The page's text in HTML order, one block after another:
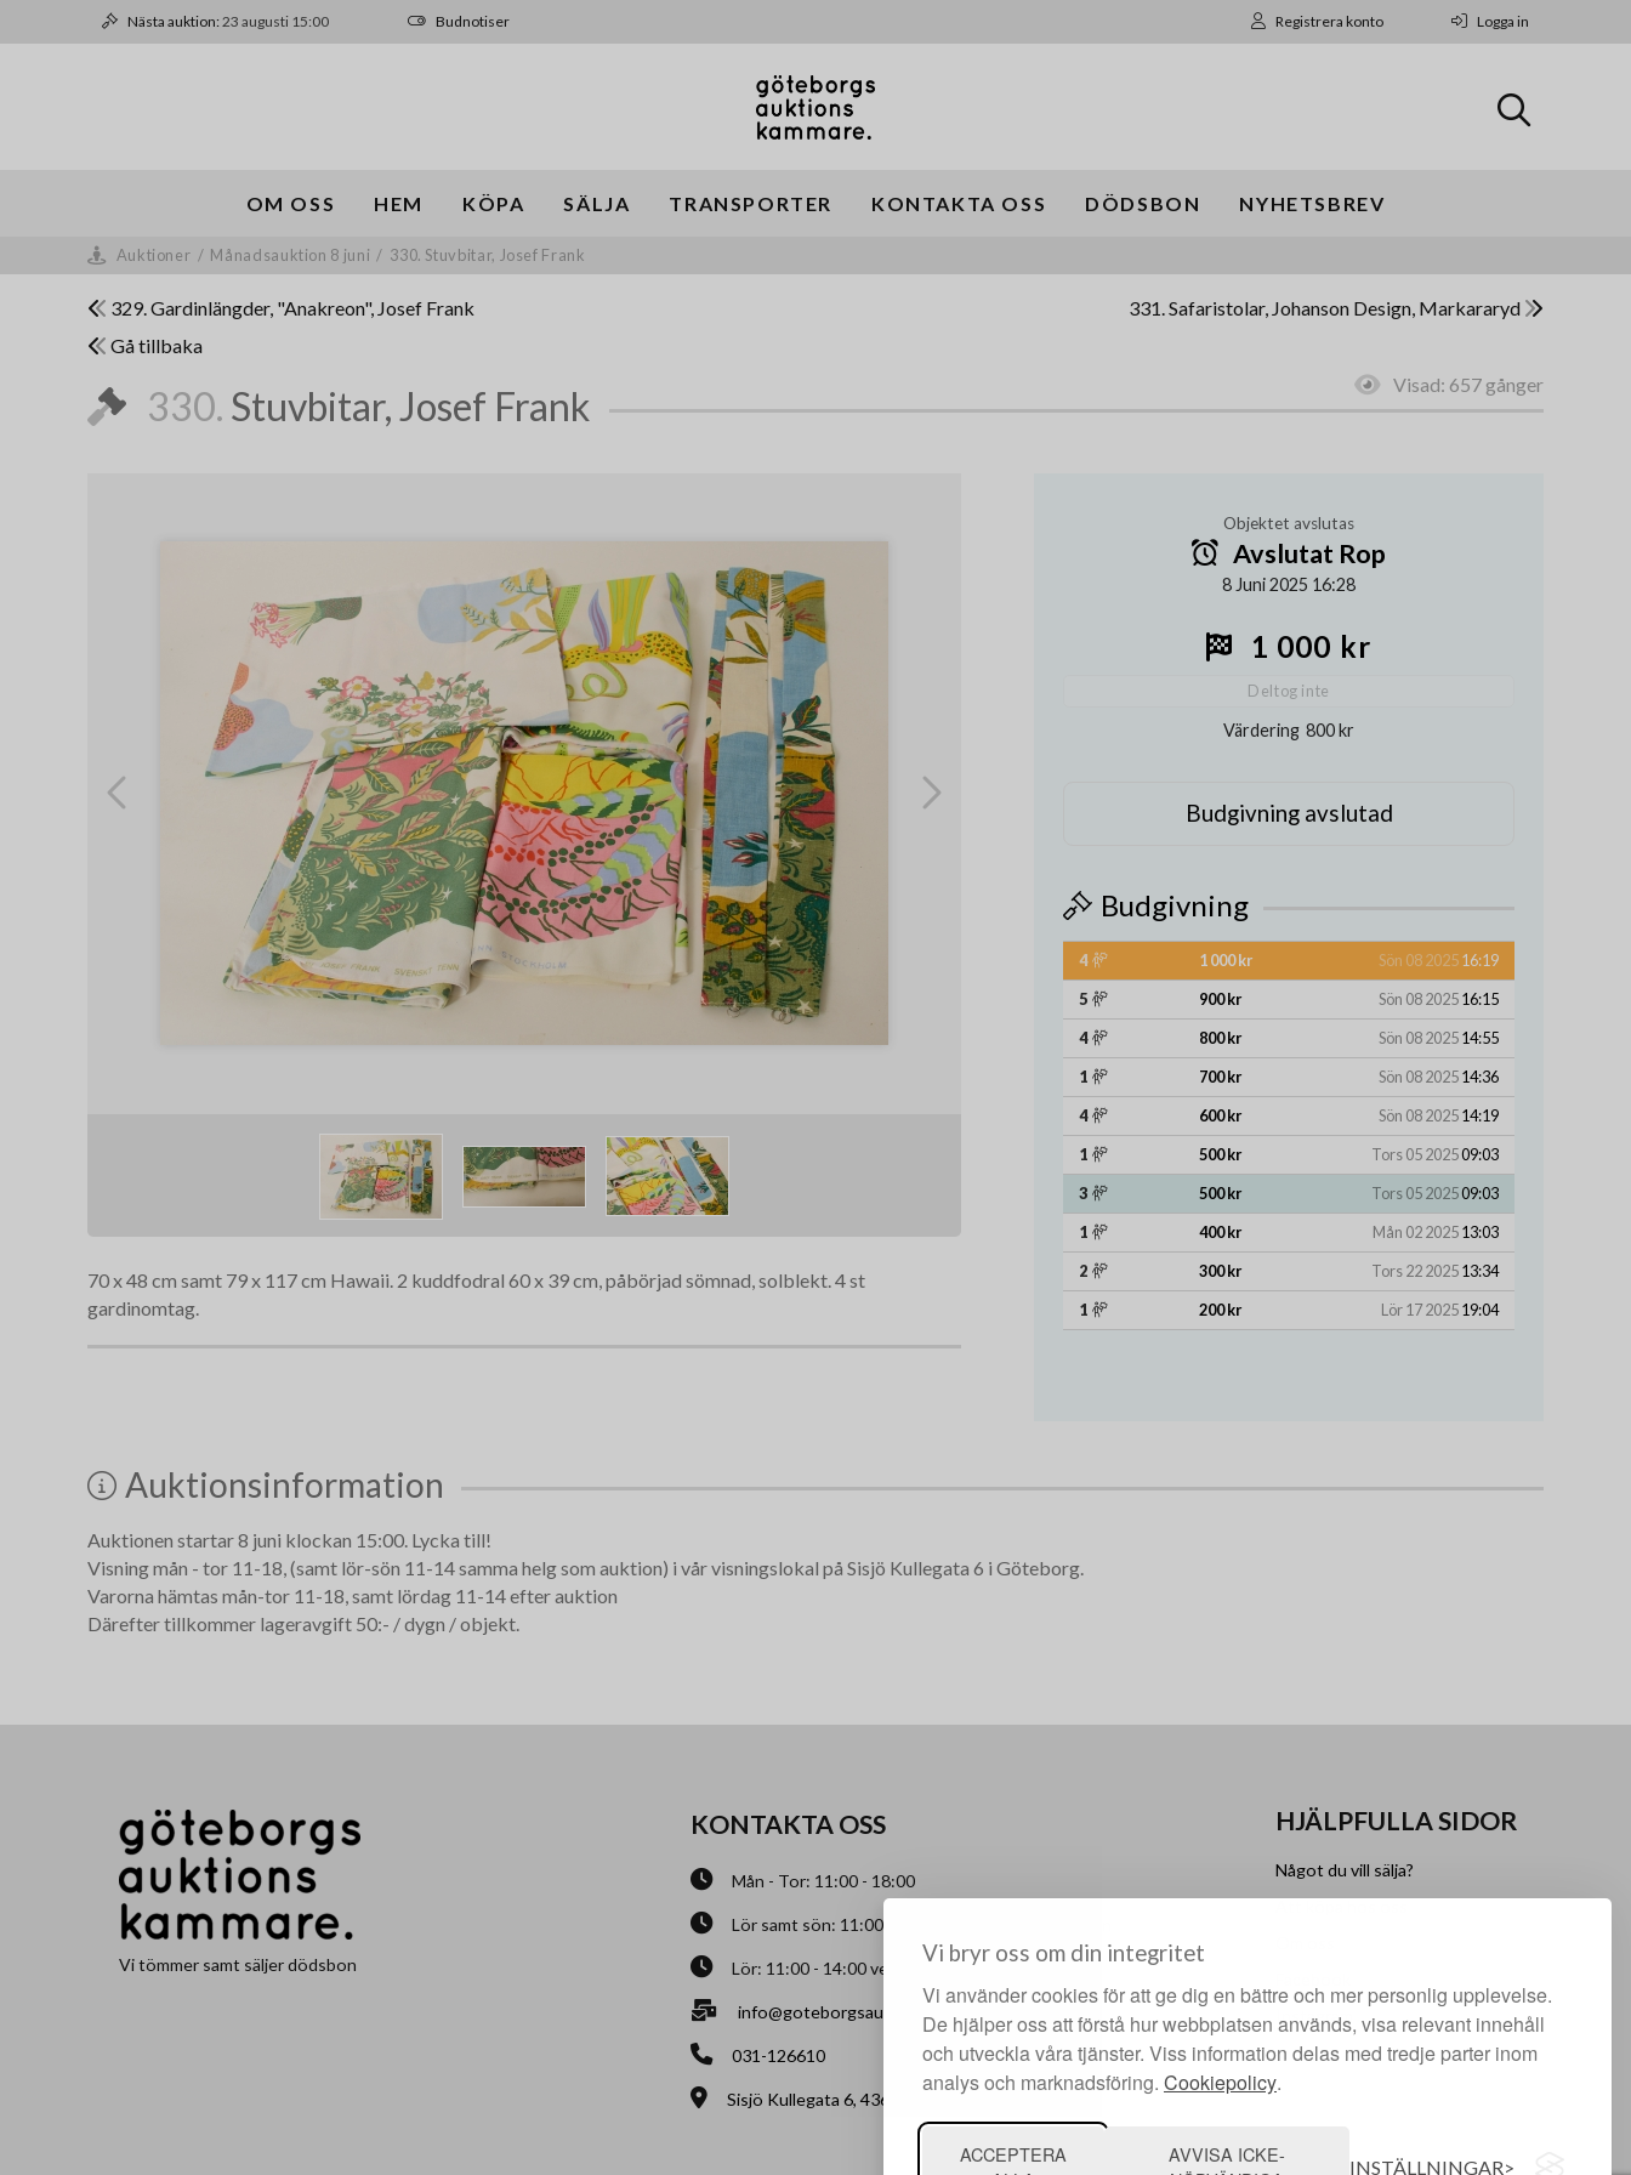
Vi bryr oss om din integritet
Vi använder cookies för att ge dig en bättre och mer personlig upplevelse.
De hjälper oss att förstå hur webbplatsen används, visa relevant innehåll
och utveckla våra tjänster. Viss information delas med tredje parter inom
analys och marknadsföring. Cookiepolicy.
ACCEPTERA
AVVISA ICKE-
INSTÄLLNINGAR
Nästa auktion:23 augusti 15:00 Budnotiser Registrera konto Logga in
OM OSS HEM KÖPA SÄLJA TRANSPORTER KONTAKTA OSS DÖDSBON NYHETSBREV
Auktioner / Månadsauktion 8 juni / 330. Stuvbitar, Josef Frank
329. Gardinlängder, "Anakreon", Josef Frank
331. Safaristolar, Johanson Design, Markararyd
Gå tillbaka
Visad: 657 gånger
330. Stuvbitar, Josef Frank
70 x 48 cm samt 79 x 117 cm Hawaii. 2 kuddfodral 60 x 39 cm, påbörjad sömnad, solblekt. 4 st
gardinomtag.
Objektet avslutas
Avslutat Rop
8 Juni 2025 16:28
1 000 kr
Deltog inte
Värdering 800 kr
Budgivning avslutad
Budgivning
4 1 000 kr Sön 08 202516:19
5
900 kr Sön 08 202516:15
4
800 kr Sön 08 202514:55
1
700 kr Sön 08 202514:36
4
600 kr Sön 08 202514:19
1
500 kr Tors 05 202509:03
3
500 kr Tors 05 202509:03
1
400 kr Mån 02 202513:03
2
300 kr Tors 22 202513:34
1
200 kr Lör 17 202519:04
Auktionsinformation
Auktionen startar 8 juni klockan 15:00. Lycka till!
Visning mån - tor 11-18, (samt lör-sön 11-14 samma helg som auktion) i vår visningslokal på Sisjö Kullegata 6 i Göteborg.
Varorna hämtas mån-tor 11-18, samt lördag 11-14 efter auktion
Därefter tillkommer lageravgift 50:- / dygn / objekt.
Vi tömmer samt säljer dödsbon
KONTAKTA OSS
Mån - Tor: 11:00 - 18:00
Lör samt sön: 11:00 - 14:00 under auktionshelgen
Lör: 11:00 - 14:00 veckan efter auktion
info@goteborgsauktionskammare.se
031-126610
Sisjö Kullegata 6, 436 32 Askim
HJÄLPFULLA SIDOR
Något du vill sälja?
Instagram